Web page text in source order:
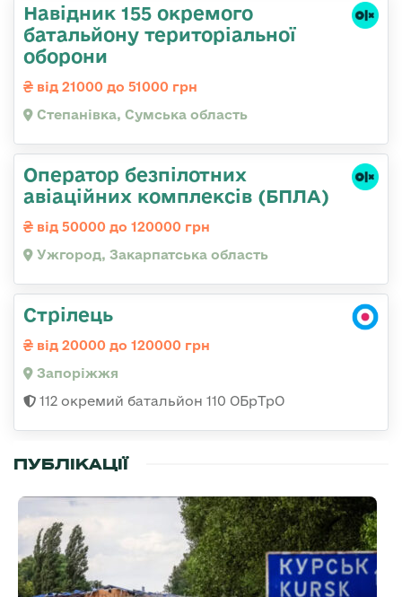
Навідник 155 окремого
батальйону територіальної
оборони
від 21000 до 51000 грн
Степанівка, Сумська область
Оператор безпілотних
авіаційних комплексів (БПЛА)
від 50000 до 120000 грн
Ужгород, Закарпатська область
Стрілець
від 20000 до 120000 грн
Запоріжжя
112 окремий батальйон 110 ОБрТрО
ПУБЛІКАЦІЇ